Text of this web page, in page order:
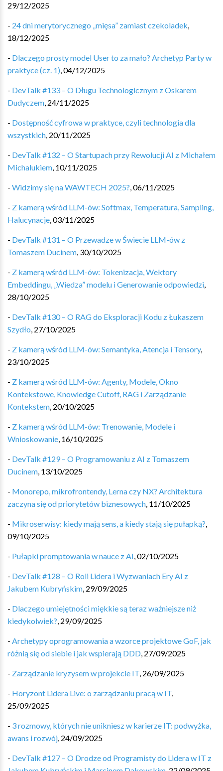
29/12/2025
- 24 dni merytorycznego „mięsa” zamiast czekoladek,
18/12/2025
- Dlaczego prosty model User to za mało? Archetyp Party w
praktyce (cz. 1),04/12/2025
- DevTalk #133 – O Długu Technologicznym z Oskarem
Dudyczem, 24/11/2025
- Dostępność cyfrowa w praktyce, czyli technologia dla
wszystkich, 20/11/2025
- DevTalk #132 – O Startupach przy Rewolucji AI z Michałem
Michalukiem, 10/11/2025
- Widzimy się na WAWTECH 2025?,06/11/2025
- Z kamerą wśród LLM-ów: Softmax, Temperatura, Sampling,
Halucynacje,03/11/2025
- DevTalk #131 – O Przewadze w Świecie LLM-ów z
Tomaszem Ducinem, 30/10/2025
- Z kamerą wśród LLM-ów: Tokenizacja, Wektory
Embeddingu, „Wiedza” modelu i Generowanie odpowiedzi,
28/10/2025
- DevTalk #130 – O RAG do Eksploracji Kodu z Łukaszem
Szydło, 27/10/2025
- Z kamerą wśród LLM-ów: Semantyka, Atencja i Tensory,
23/10/2025
- Z kamerą wśród LLM-ów: Agenty, Modele, Okno
Kontekstowe, Knowledge Cutoff, RAG i Zarządzanie
Kontekstem, 20/10/2025
- Z kamerą wśród LLM-ów: Trenowanie, Modele i
Wnioskowanie, 16/10/2025
- DevTalk #129 – O Programowaniu z AI z Tomaszem
Ducinem, 13/10/2025
- Monorepo, mikrofrontendy, Lerna czy NX? Architektura
zaczyna się od priorytetów biznesowych, 11/10/2025
- Mikroserwisy: kiedy mają sens, a kiedy stają się pułapką?,
09/10/2025
- Pułapki promptowania w nauce z AI,02/10/2025
- DevTalk #128 – O Roli Lidera i Wyzwaniach Ery AI z
Jakubem Kubryńskim, 29/09/2025
- Dlaczego umiejętności miękkie są teraz ważniejsze niż
kiedykolwiek?, 29/09/2025
- Archetypy oprogramowania a wzorce projektowe GoF, jak
różnią się od siebie i jak wspierają DDD, 27/09/2025
- Zarządzanie kryzysem w projekcie IT, 26/09/2025
- Horyzont Lidera Live: o zarządzaniu pracą w IT,
25/09/2025
- 3 rozmowy, których nie unikniesz w karierze IT: podwyżka,
awans i rozwój, 24/09/2025
- DevTalk #127 – O Drodze od Programisty do Lidera w IT z